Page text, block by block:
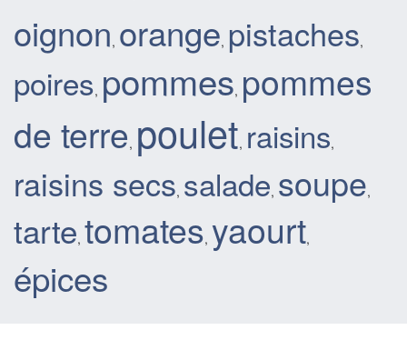
oignon, orange, pistaches,
poires, pommes, pommes
de terre, poulet, raisins,
raisins secs, salade, soupe,
tarte, tomates, yaourt,
épices